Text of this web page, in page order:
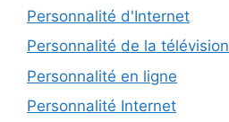
Personnalité d'Internet
Personnalité de la télévision
Personnalité en ligne
Personnalité Internet